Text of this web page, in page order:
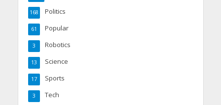
Politics
168
Popular
61
Robotics
3
Science
13
Sports
17
Tech
3